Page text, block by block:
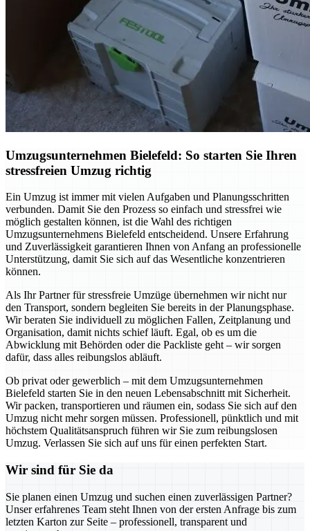
Umzugsunternehmen Bielefeld: So starten Sie Ihren
stressfreien Umzug richtig
Ein Umzug ist immer mit vielen Aufgaben und Planungsschritten
verbunden. Damit Sie den Prozess so einfach und stressfrei wie
möglich gestalten können, ist die Wahl des richtigen
Umzugsunternehmens Bielefeld entscheidend. Unsere Erfahrung
und Zuverlässigkeit garantieren Ihnen von Anfang an professionelle
Unterstützung, damit Sie sich auf das Wesentliche konzentrieren
können.
Als Ihr Partner für stressfreie Umzüge übernehmen wir nicht nur
den Transport, sondern begleiten Sie bereits in der Planungsphase.
Wir beraten Sie individuell zu möglichen Fallen, Zeitplanung und
Organisation, damit nichts schief läuft. Egal, ob es um die
Abwicklung mit Behörden oder die Packliste geht – wir sorgen
dafür, dass alles reibungslos abläuft.
Ob privat oder gewerblich – mit dem Umzugsunternehmen
Bielefeld starten Sie in den neuen Lebensabschnitt mit Sicherheit.
Wir packen, transportieren und räumen ein, sodass Sie sich auf den
Umzug nicht mehr sorgen müssen. Professionell, pünktlich und mit
höchstem Qualitätsanspruch führen wir Sie zum reibungslosen
Umzug. Verlassen Sie sich auf uns für einen perfekten Start.
Wir sind für Sie da
Sie planen einen Umzug und suchen einen zuverlässigen Partner?
Unser erfahrenes Team steht Ihnen von der ersten Anfrage bis zum
letzten Karton zur Seite – professionell, transparent und